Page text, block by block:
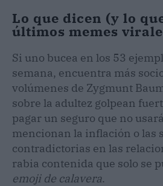
Lo que dicen (y lo
últimos memes
Si uno bucea en los 53
semana, encuentra más
volúmenes de Zygmunt
sobre la adultez golpean
pagar un seguro que no
mencionan la inflación o las
contradictorias en las
rabia contenida que solo se
emoji de calavera.